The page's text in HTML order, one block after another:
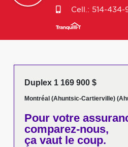
Cell.: 514-434-
Duplex 1 169 900 $
Montréal (Ahuntsic-Cartierville)
Pour votre
comparez-nous,
ça vaut le coup.